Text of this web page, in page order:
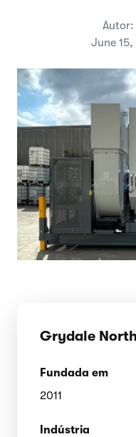
June
Grydale
Fundada em
2011
Indústria